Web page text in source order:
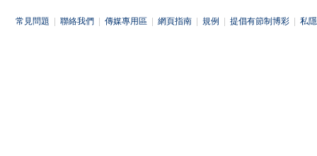
常見問題 聯絡我們 傳媒專用區 網頁指南 規例 提倡有節制博彩 私